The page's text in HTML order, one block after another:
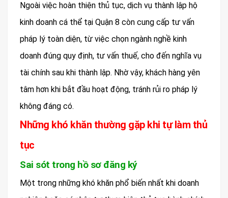
Ngoài việc hoàn thiện thủ tục, dịch vụ thành lập hộ
kinh doanh cá thể tại Quận 8 còn cung cấp tư vấn
pháp lý toàn diện, từ việc chọn ngành nghề kinh
doanh đúng quy định, tư vấn thuế, cho đến nghĩa vụ
tài chính sau khi thành lập. Nhờ vậy, khách hàng yên
tâm hơn khi bắt đầu hoạt động, tránh rủi ro pháp lý
không đáng có.
Những khó khăn thường gặp khi tự làm thủ
tục
Sai sót trong hồ sơ đăng ký
Một trong những khó khăn phổ biến nhất khi doanh